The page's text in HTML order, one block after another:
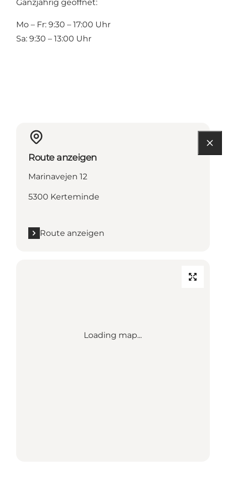
Ganzjährig geöffnet:
Mo – Fr: 9:30 – 17:00 Uhr
Sa: 9:30 – 13:00 Uhr
Route anzeigen
Marinavejen 12
5300 Kerteminde
Route anzeigen
Loading map...